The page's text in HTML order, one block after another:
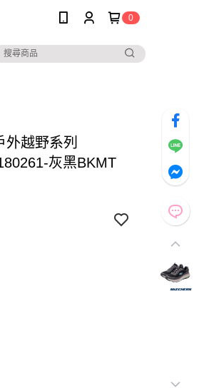
0
外越野系列
灰黑BKMT